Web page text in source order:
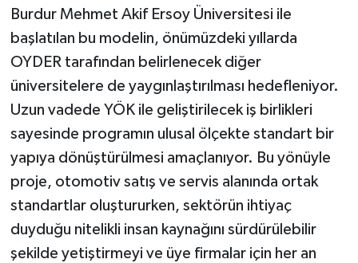
Burdur Mehmet Akif Ersoy Üniversitesi ile
başlatılan bu modelin, önümüzdeki yıllarda
OYDER tarafından belirlenecek diğer
üniversitelere de yaygınlaştırılması hedefleniyor.
Uzun vadede YÖK ile geliştirilecek iş birlikleri
sayesinde programın ulusal ölçekte standart bir
yapıya dönüştürülmesi amaçlanıyor. Bu yönüyle
proje, otomotiv satış ve servis alanında ortak
standartlar oluştururken, sektörün ihtiyaç
duyduğu nitelikli insan kaynağını sürdürülebilir
şekilde yetiştirmeyi ve üye firmalar için her an